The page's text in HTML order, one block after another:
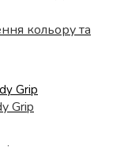
на кольору та
Grip